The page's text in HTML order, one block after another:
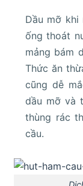
Dầu mỡ khi
ống thoát
mảng bám
Thức ăn
cũng dễ
dầu mỡ và
thùng rác
cầu.